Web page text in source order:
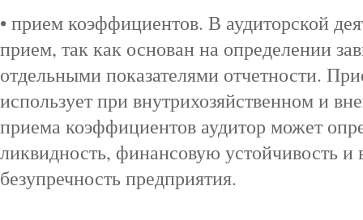
• прием коэффициентов. В аудиторской
прием, так как основан на определении
отдельными показателями отчетности.
использует при внутрихозяйственном и
приема коэффициентов аудитор может
ликвидность, финансовую устойчивость
безупречность предприятия.